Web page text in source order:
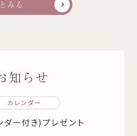
みる
知らせ
カレンダー
ー付き)プレゼント